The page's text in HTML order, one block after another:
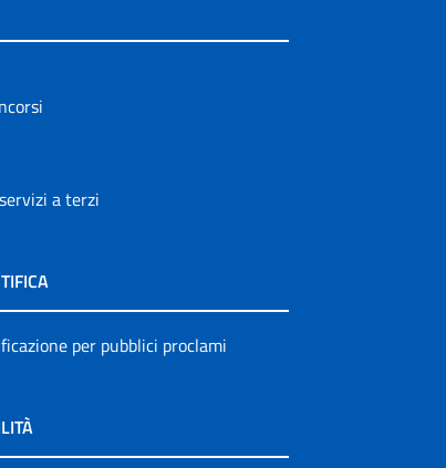
a terzi
per pubblici proclami